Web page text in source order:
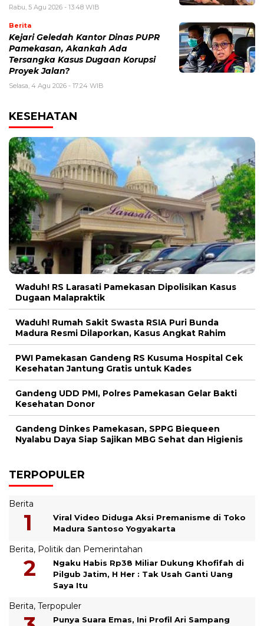
Rabu, 5 Agu 2026 - 13:48 WIB
Berita
Kejari Geledah Kantor Dinas PUPR
Pamekasan, Akankah Ada
Tersangka Kasus Dugaan Korupsi
Proyek Jalan?
Selasa, 4 Agu 2026 - 17:24 WIB
KESEHATAN
Waduh! RS Larasati Pamekasan Dipolisikan Kasus
Dugaan Malapraktik
Waduh! Rumah Sakit Swasta RSIA Puri Bunda
Madura Resmi Dilaporkan, Kasus Angkat Rahim
PWI Pamekasan Gandeng RS Kusuma Hospital Cek
Kesehatan Jantung Gratis untuk Kades
Gandeng UDD PMI, Polres Pamekasan Gelar Bakti
Kesehatan Donor
Gandeng Dinkes Pamekasan, SPPG Biequeen
Nyalabu Daya Siap Sajikan MBG Sehat dan Higienis
TERPOPULER
Berita
Viral Video Diduga Aksi Premanisme di Toko
Madura Santoso Yogyakarta
Berita, Politik dan Pemerintahan
Ngaku Habis Rp38 Miliar Dukung Khofifah di
Pilgub Jatim, H Her : Tak Usah Ganti Uang
Saya Itu
Berita, Terpopuler
Punya Suara Emas, Ini Profil Ari Sampang